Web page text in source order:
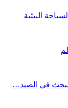
البيئية
للبحث في الصيد…